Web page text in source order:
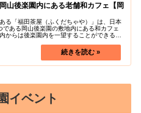
山後楽園内にある老舗和カフェ【岡
る「福田茶屋（ふくだちゃや）」は、日本
である岡山後楽園の敷地内にある和カフェ
からは後楽園内を一望することができるほ
放的。メニューは、抹...
イベント